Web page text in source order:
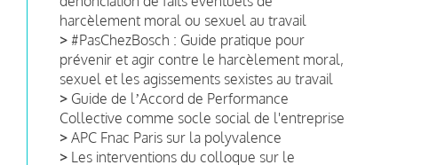
harcèlement moral ou sexuel au travail
> #PasChezBosch : Guide pratique pour
prévenir et agir contre le harcèlement moral,
sexuel et les agissements sexistes au travail
> Guide de lʼAccord de Performance
Collective comme socle social de l'entreprise
> APC Fnac Paris sur la polyvalence
> Les interventions du colloque sur le